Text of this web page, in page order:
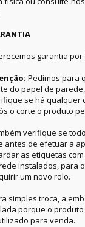
garantia
Pedimos para
do papel de
se há qualquer
o corte o produto
verifique se
antes de efetuar a
as etiquetas
instalados, para
um novo rolo.
simples troca, a
porque o
para venda.